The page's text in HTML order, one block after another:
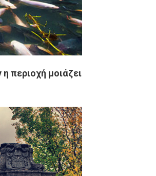
περιοχή μοιάζει